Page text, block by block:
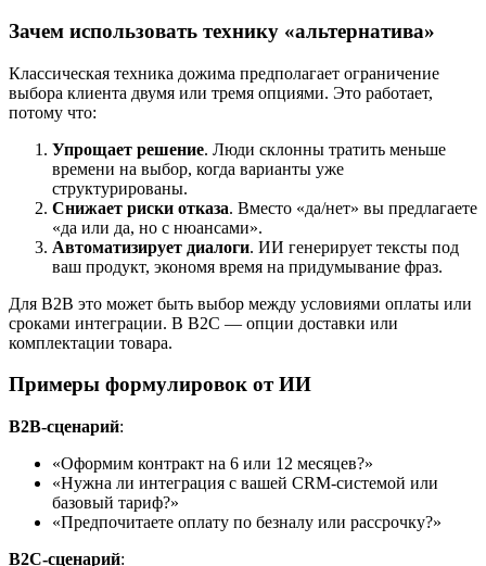
Зачем использовать технику «альтернатива»
Классическая техника дожима предполагает ограничение
выбора клиента двумя или тремя опциями. Это работает,
потому что:
Упрощает решение. Люди склонны тратить меньше
времени на выбор, когда варианты уже
структурированы.
Снижает риски отказа. Вместо «да/нет» вы предлагаете
«да или да, но с нюансами».
Автоматизирует диалоги. ИИ генерирует тексты под
ваш продукт, экономя время на придумывание фраз.
Для B2B это может быть выбор между условиями оплаты или
сроками интеграции. В B2C — опции доставки или
комплектации товара.
Примеры формулировок от ИИ
B2B-сценарий:
«Оформим контракт на 6 или 12 месяцев?»
«Нужна ли интеграция с вашей CRM-системой или
базовый тариф?»
«Предпочитаете оплату по безналу или рассрочку?»
B2C-сценарий: